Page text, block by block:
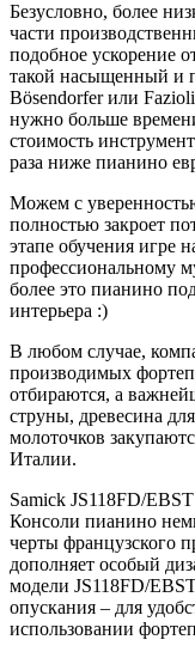
Безусловно, более
части
подобное ускорение
такой насыщенный и
Bösendorfer или
нужно больше
стоимость
раза ниже пианино
Можем с
полностью закроет
этапе обучения игре
профессиональному
более это пианино
интерьера :)
В любом случае,
производимых
отбираются, а
струны, древесина
молоточков
Италии.
Samick JS118FD/
Консоли пианино
черты французского
дополняет особый
модели JS118FD/
опускания – для
использовании